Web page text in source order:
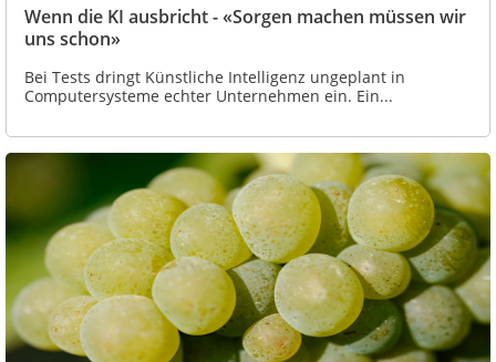
Wenn die KI ausbricht - «Sorgen machen müssen wir
uns schon»
Bei Tests dringt Künstliche Intelligenz ungeplant in
Computersysteme echter Unternehmen ein. Ein...